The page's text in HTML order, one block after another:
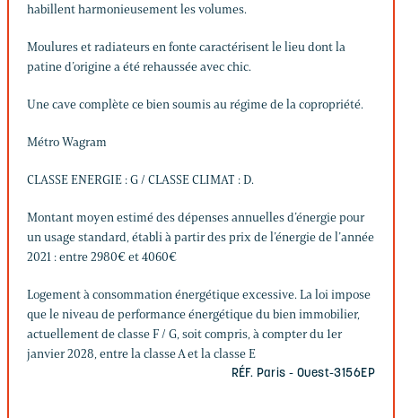
habillent harmonieusement les volumes.
Moulures et radiateurs en fonte caractérisent le lieu dont la
patine d’origine a été rehaussée avec chic.
Une cave complète ce bien soumis au régime de la copropriété.
Métro Wagram
CLASSE ENERGIE : G / CLASSE CLIMAT : D.
Montant moyen estimé des dépenses annuelles d’énergie pour
un usage standard, établi à partir des prix de l’énergie de l’année
2021 : entre 2980€ et 4060€
Logement à consommation énergétique excessive. La loi impose
que le niveau de performance énergétique du bien immobilier,
actuellement de classe F / G, soit compris, à compter du 1er
janvier 2028, entre la classe A et la classe E
RÉF. Paris - Ouest-3156EP